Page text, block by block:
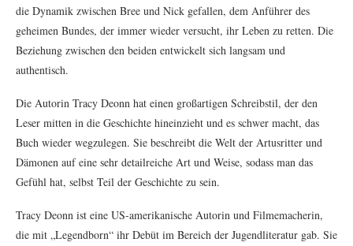
die Dynamik zwischen Bree und Nick gefallen, dem Anführer des
geheimen Bundes, der immer wieder versucht, ihr Leben zu retten. Die
Beziehung zwischen den beiden entwickelt sich langsam und
authentisch.
Die Autorin Tracy Deonn hat einen großartigen Schreibstil, der den
Leser mitten in die Geschichte hineinzieht und es schwer macht, das
Buch wieder wegzulegen. Sie beschreibt die Welt der Artusritter und
Dämonen auf eine sehr detailreiche Art und Weise, sodass man das
Gefühl hat, selbst Teil der Geschichte zu sein.
Tracy Deonn ist eine US-amerikanische Autorin und Filmemacherin,
die mit „Legendborn“ ihr Debüt im Bereich der Jugendliteratur gab. Sie